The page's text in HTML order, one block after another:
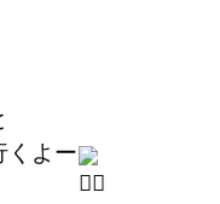
くよー